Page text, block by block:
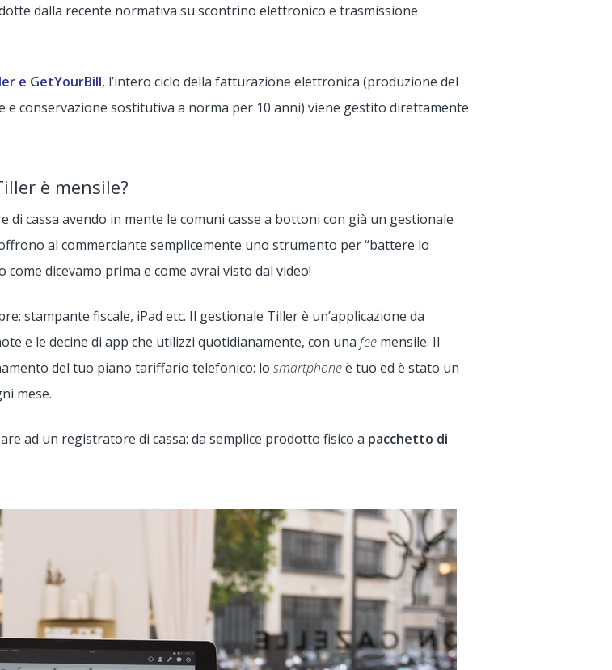
dalla recente normativa su scontrino elettronico e trasmissione
e GetYourBill, l’intero ciclo della fatturazione elettronica (produzione del
e conservazione sostitutiva a norma per 10 anni) viene gestito direttamente
è mensile?
cassa avendo in mente le comuni casse a bottoni con già un gestionale
al commerciante semplicemente uno strumento per “battere lo
dicevamo prima e come avrai visto dal video!
stampante fiscale, iPad etc. Il gestionale Tiller è un’applicazione da
e le decine di app che utilizzi quotidianamente, con una fee mensile. Il
del tuo piano tariffario telefonico: lo smartphoneè tuo ed è stato un
mese.
ad un registratore di cassa: da semplice prodotto fisico a pacchetto di